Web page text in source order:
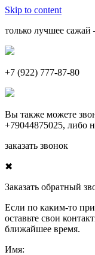
Skip to content
только лучшее сажай
+7 (922) 777-87-80
Вы также можете
+79044875025, либо
заказать звонок
✖
Заказать обратный
Если по каким-то
оставьте свои
ближайшее время.
Имя: